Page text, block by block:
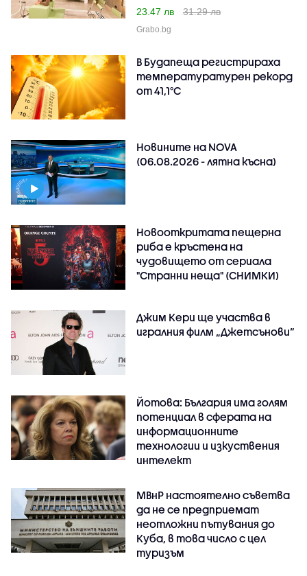
23.47 лв
31.29 лв
Grabo.bg
В Будапеща регистрираха
температуратурен рекорд
от 41,1°C
Новините на NOVA
(06.08.2026 - лятна късна)
Новооткритата пещерна
риба е кръстена на
чудовището от сериала
"Странни неща" (СНИМКИ)
Джим Кери ще участва в
игралния филм „Джетсънови“
Йотова: България има голям
потенциал в сферата на
информационните
технологии и изкуствения
интелект
МВнР настоятелно съветва
да не се предприемат
неотложни пътувания до
Куба, в това число с цел
туризъм